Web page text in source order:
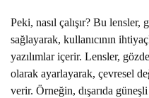
Peki, nasıl çalışır? Bu lensler,
sağlayarak, kullanıcının
yazılımlar içerir. Lensler,
olarak ayarlayarak, çevresel
verir. Örneğin, dışarıda